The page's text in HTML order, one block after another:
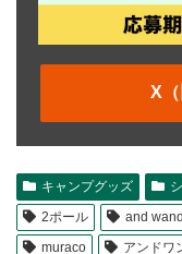
X
キャンプグッズ
2ポール
and
muraco
アンドワ